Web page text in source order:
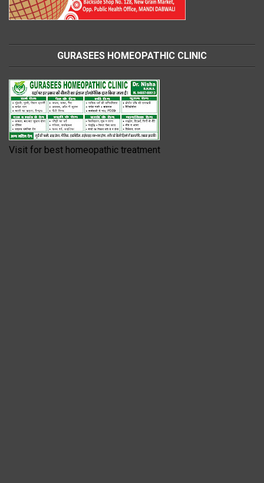
GURASEES HOMEOPATHIC CLINIC
Visit for best homeopathic treatment